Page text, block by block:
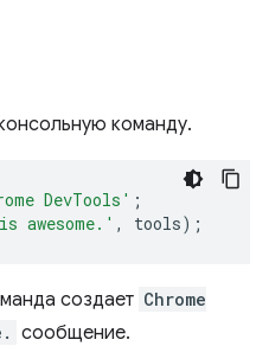
команду.
DevTools' ;
awesome.' , tools);
создает Chrome
сообщение.